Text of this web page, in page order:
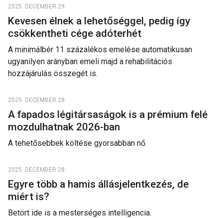
2025. DECEMBER 29.
Kevesen élnek a lehetőséggel, pedig így
csökkentheti cége adóterhét
A minimálbér 11 százalékos emelése automatikusan
ugyanilyen arányban emeli majd a rehabilitációs
hozzájárulás összegét is.
2025. DECEMBER 28.
A fapados légitársaságok is a prémium felé
mozdulhatnak 2026-ban
A tehetősebbek költése gyorsabban nő.
2025. DECEMBER 28.
Egyre több a hamis állásjelentkezés, de
miért is?
Betört ide is a mesterséges intelligencia.